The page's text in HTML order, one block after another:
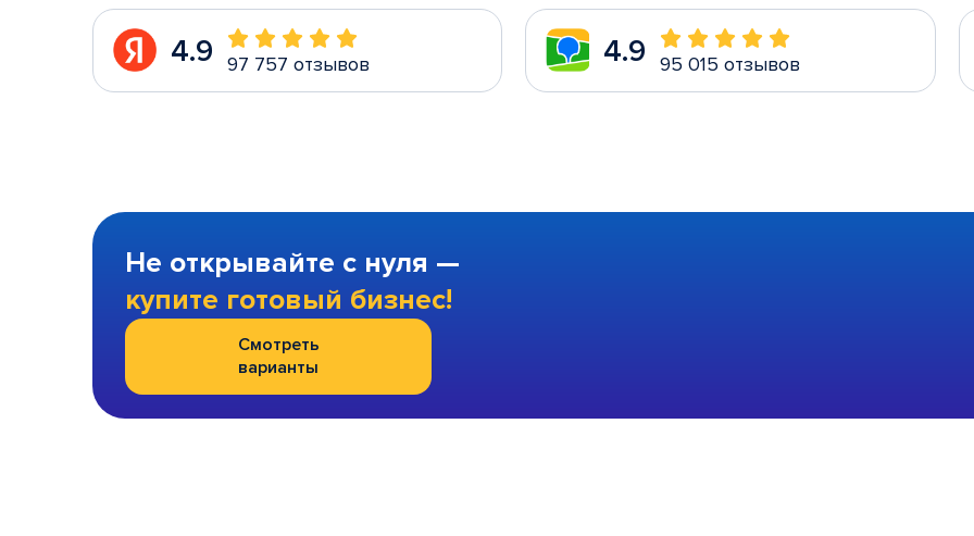
4.9 97 757 отзывов 4.9 95 015 отзывов
Не открывайте с нуля —
купите готовый бизнес!
Смотреть
варианты